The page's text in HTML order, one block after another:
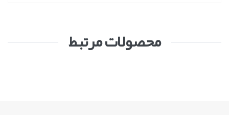
محصولات مرتبط